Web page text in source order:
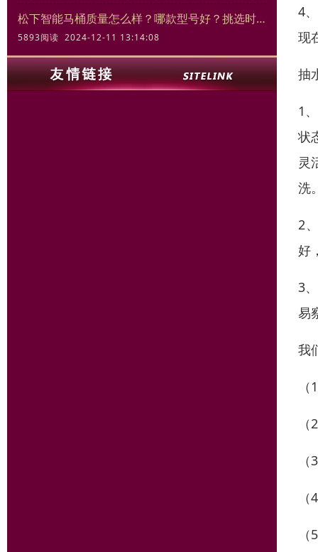
松下智能马桶质量怎么样？哪款型号好？挑选时的关键要素
5893阅读 2024-12-11 13:14:08
4
现
抽
1
状
灵
洗
2
好
3
易
我